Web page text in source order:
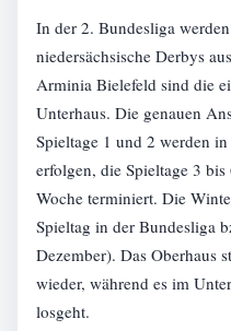
In der 2. Bundesliga
niedersächsische Derbys
Arminia Bielefeld sind die
Unterhaus. Die genauen
Spieltage 1 und 2 werden
erfolgen, die Spieltage 3
Woche terminiert. Die
Spieltag in der Bundesliga
Dezember). Das Oberhaus
wieder, während es im
losgeht.